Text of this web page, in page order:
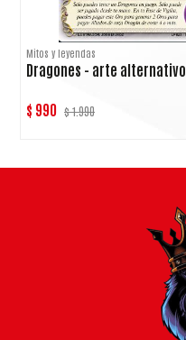
Mitos y leyendas
Dragones - arte alternativo
$ 990 $ 1.990